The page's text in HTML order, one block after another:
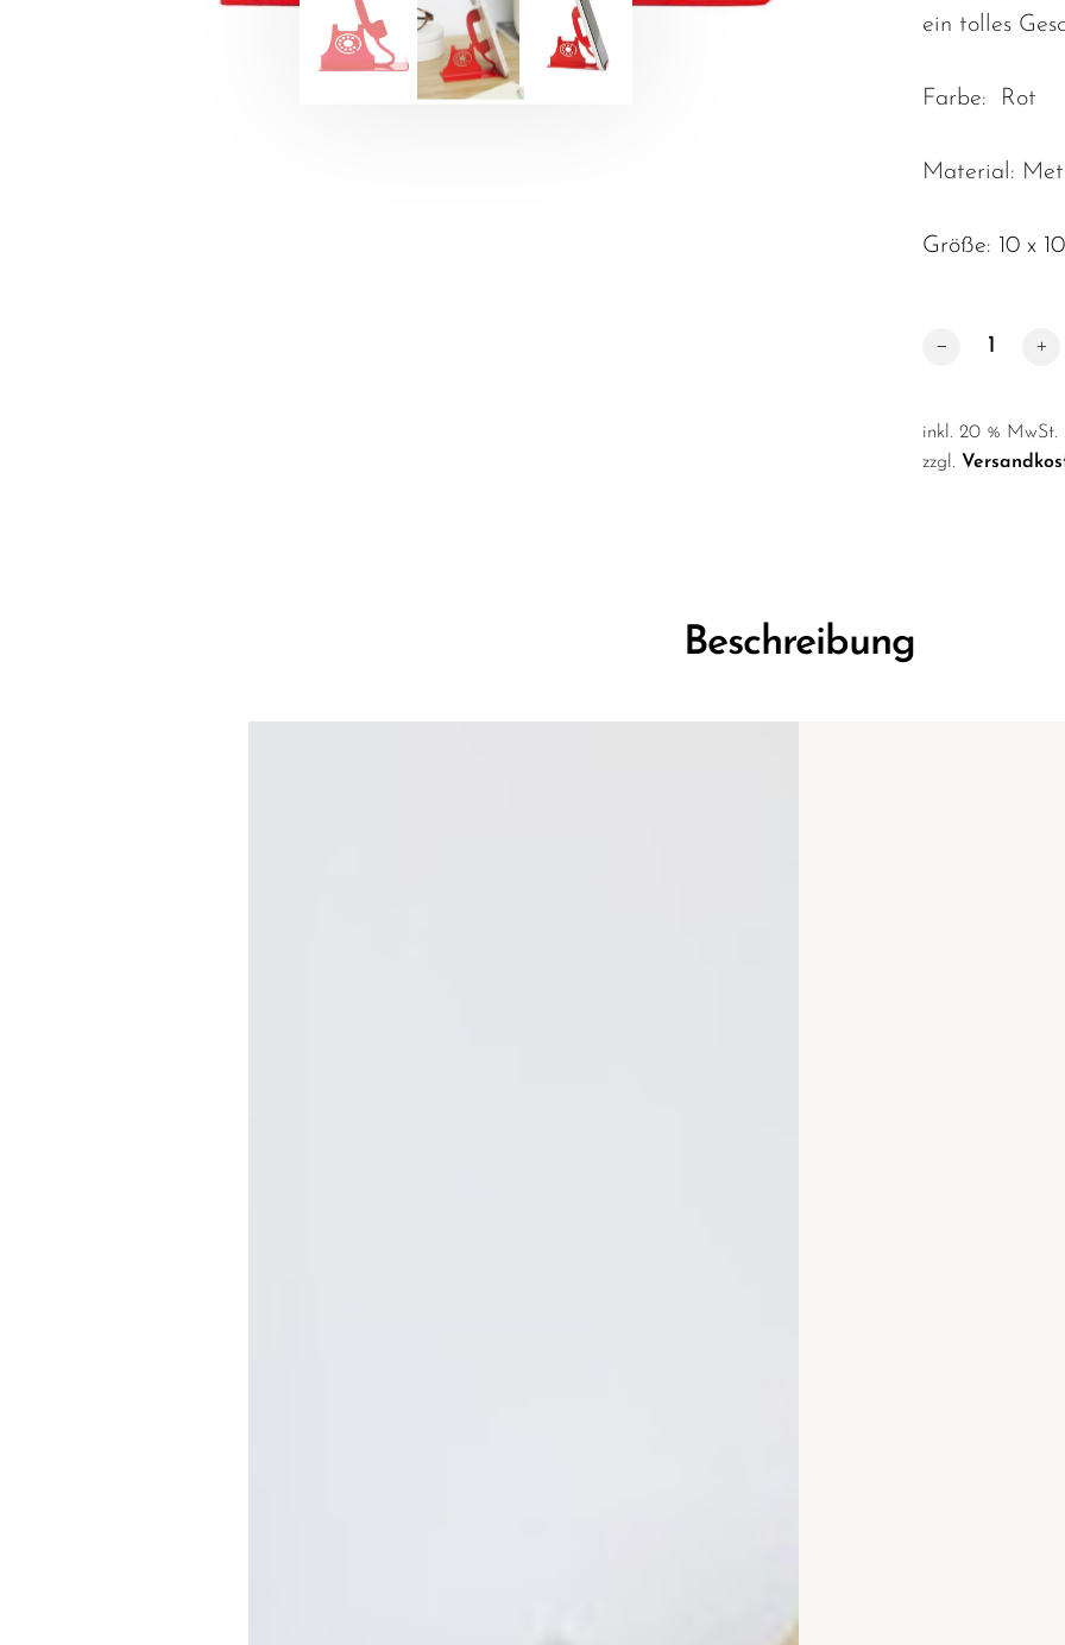
ein tolles
Farbe: Rot
Material:
Größe: 10 x
inkl. 20 % MwSt.
zzgl.
Beschreibung